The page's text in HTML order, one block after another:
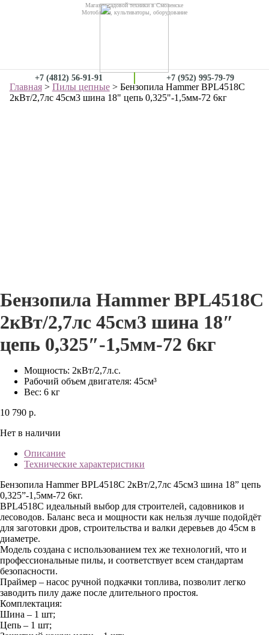
Магазин садовой техники в Смоленске
Мотоблоки, культиваторы, оборудование
+7 (4812) 56-91-91 +7 (952) 995-79-79
Главная> Пилы цепные> Бензопила Hammer BPL4518C
2кВт/2,7лс 45см3 шина 18" цепь 0,325"-1,5мм-72 6кг
Бензопила Hammer BPL4518C
2кВт/2,7лс 45см3 шина 18″
цепь 0,325″-1,5мм-72 6кг
Мощность: 2кВт/2,7л.с.
Рабочий объем двигателя: 45см³
Вес: 6 кг
10 790 р.
Нет в наличии
Описание
Технические характеристики
Бензопила Hammer BPL4518C 2кВт/2,7лс 45см3 шина 18” цепь
0,325”-1,5мм-72 6кг.
BPL4518C идеальный выбор для строителей, садовников и
лесоводов. Баланс веса и мощности как нельзя лучше подойдёт
для заготовки дров, строительства и валки деревьев до 45см в
диаметре.
Модель создана с использованием тех же технологий, что и
профессиональные пилы, и соответствует всем стандартам
безопасности.
Праймер – насос ручной подкачки топлива, позволит легко
заводить пилу даже после длительного простоя.
Комплектация:
Шина – 1 шт;
Цепь – 1 шт;